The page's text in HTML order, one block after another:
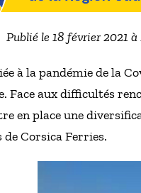
Publié le 18 février 2021
à la pandémie de la
Face aux difficultés
en place une
de Corsica Ferries.